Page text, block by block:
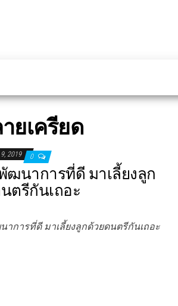
ยเครียด
2019 0
ฒนาการที่ดี มาเลี้ยงลูก
ตรีกันเถอะ
าการที่ดี มาเลี้ยงลูกด้วยดนตรีกันเถอะ